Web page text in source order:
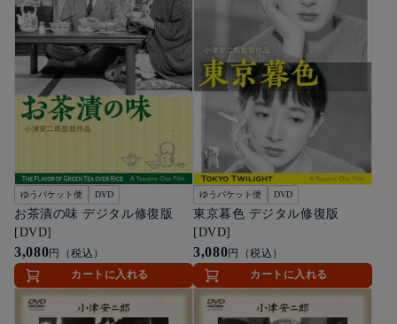
ゆうパケット便 DVD
お茶漬の味 デジタル修復版
[DVD]
3,080円（税込）
カートに入れる
ゆうパケット便 DVD
東京暮色 デジタル修復版
[DVD]
3,080円（税込）
カートに入れる